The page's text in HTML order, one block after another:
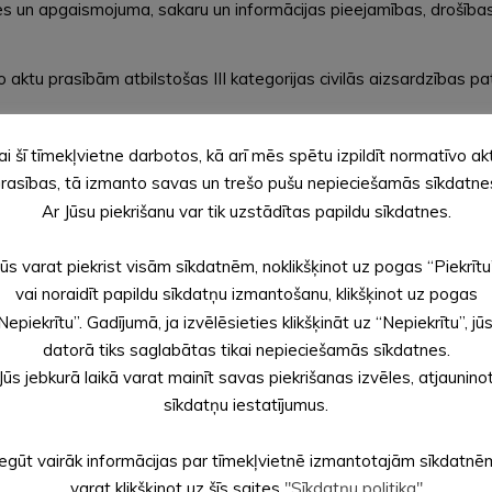
apgaismojuma, sakaru un informācijas pieejamības,
prasībām atbilstošas III kategorijas civilās aizsardzības
izmaksas ir 137 439 EUR, no kuriem 116 823 EUR ir
III kategorijas civilās aizsardzības patvertņu
projektu vadītāja Anastasija Ņedaivodina.
šī tīmekļvietne darbotos, kā arī mēs spētu izpildīt normatīvo
tā izmanto savas un trešo pušu nepieciešamās
Ar Jūsu piekrišanu var tik uzstādītas papildu sīkdatnes.
varat piekrist visām sīkdatnēm, noklikšķinot uz pogas
vai noraidīt papildu sīkdatņu izmantošanu, klikšķinot uz pogas
Gadījumā, ja izvēlēsieties klikšķināt uz “Nepiekrītu”,
datorā tiks saglabātas tikai nepieciešamās sīkdatnes.
Jūs jebkurā laikā varat mainīt savas piekrišanas izvēles,
sīkdatņu iestatījumus.
vairāk informācijas par tīmekļvietnē izmantotajām